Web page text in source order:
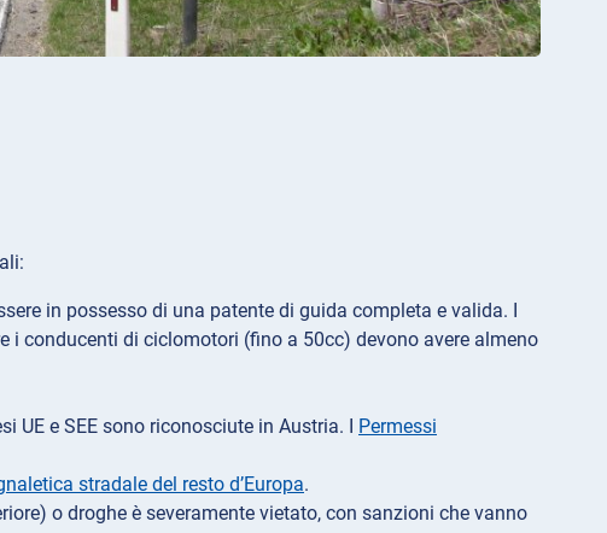
in possesso di una patente di guida completa e valida. I
conducenti di ciclomotori (fino a 50cc) devono avere almeno
UE e SEE sono riconosciute in Austria. I Permessi
stradale del resto d’Europa.
o droghe è severamente vietato, con sanzioni che vanno